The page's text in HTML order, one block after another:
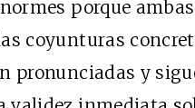
porque
coyunturas
pronunciadas y